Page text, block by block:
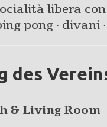
libera
pong · divani
des
& Living Room